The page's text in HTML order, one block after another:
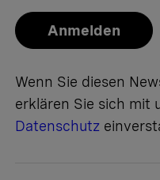
Anmelden
Wenn Sie diesen
erklären Sie sich mit
Datenschutz